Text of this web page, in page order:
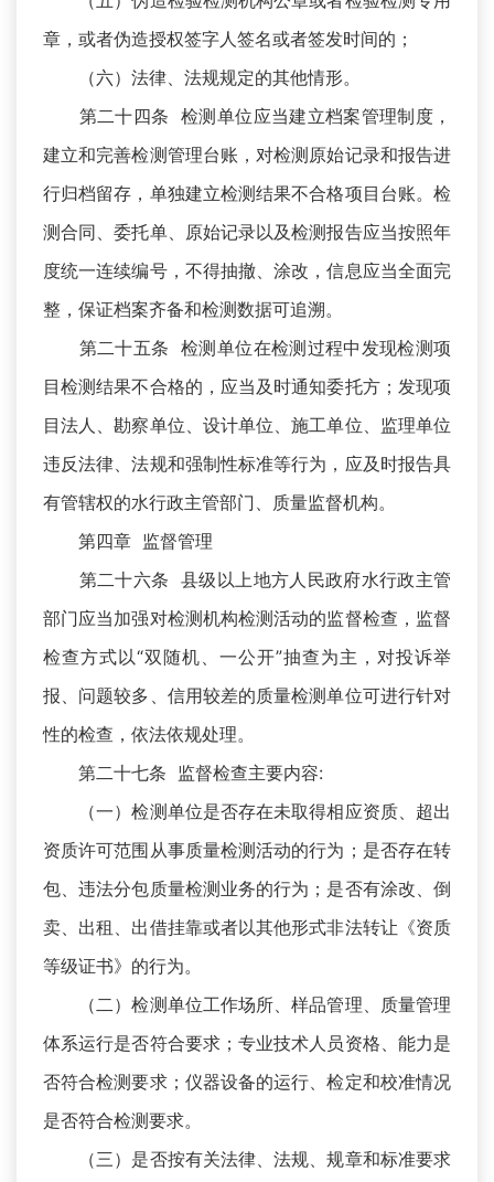
章，或者伪造授权签字人签名或者签发时间的；
（六）法律、法规规定的其他情形。
第二十四条 检测单位应当建立档案管理制度，
建立和完善检测管理台账，对检测原始记录和报告进
行归档留存，单独建立检测结果不合格项目台账。检
测合同、委托单、原始记录以及检测报告应当按照年
度统一连续编号，不得抽撤、涂改，信息应当全面完
整，保证档案齐备和检测数据可追溯。
第二十五条 检测单位在检测过程中发现检测项
目检测结果不合格的，应当及时通知委托方；发现项
目法人、勘察单位、设计单位、施工单位、监理单位
违反法律、法规和强制性标准等行为，应及时报告具
有管辖权的水行政主管部门、质量监督机构。
第四章 监督管理
第二十六条 县级以上地方人民政府水行政主管
部门应当加强对检测机构检测活动的监督检查，监督
检查方式以“双随机、一公开”抽查为主，对投诉举
报、问题较多、信用较差的质量检测单位可进行针对
性的检查，依法依规处理。
第二十七条 监督检查主要内容:
（一）检测单位是否存在未取得相应资质、超出
资质许可范围从事质量检测活动的行为；是否存在转
包、违法分包质量检测业务的行为；是否有涂改、倒
卖、出租、出借挂靠或者以其他形式非法转让《资质
等级证书》的行为。
（二）检测单位工作场所、样品管理、质量管理
体系运行是否符合要求；专业技术人员资格、能力是
否符合检测要求；仪器设备的运行、检定和校准情况
是否符合检测要求。
（三）是否按有关法律、法规、规章和标准要求